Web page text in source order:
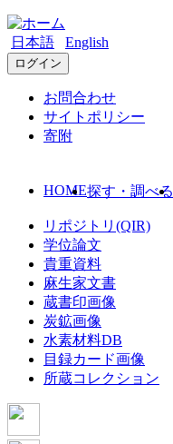
日本語 English
ログイン
お問合わせ
サイトポリシー
寄附
HOME探す・調べる
リポジトリ(QIR)
学位論文
貴重資料
麻生家文書
蔵書印画像
炭鉱画像
水素材料DB
目録カード画像
所蔵コレクション